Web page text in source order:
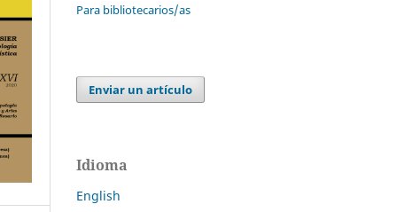
Para bibliotecarios/as
Enviar un artículo
Idioma
English